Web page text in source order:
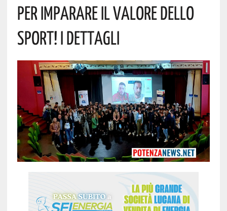
Per Imparare Il Valore Dello
Sport! I Dettagli